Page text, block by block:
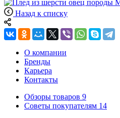
Назад к списку
О компании
Бренды
Карьера
Контакты
Обзоры товаров 9
Советы покупателям 14